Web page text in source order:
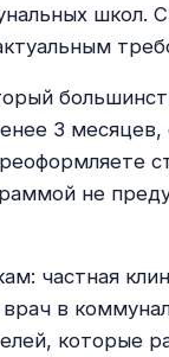
3
не
частная
в
которые